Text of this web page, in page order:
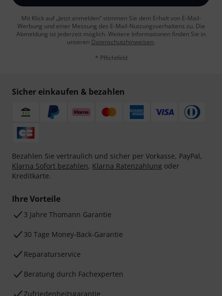
Mit Klick auf „Jetzt anmelden“ stimmen Sie dem Erhalt von E-Mail-
Werbung und einer Messung des E-Mail-Nutzungsverhaltens zu. Die
Abmeldung ist jederzeit möglich. Weitere Informationen finden Sie in
unseren Datenschutzhinweisen.
* Pflichtfeld
Sicher einkaufen & bezahlen
Bezahlen Sie vertraulich und sicher per Vorkasse, PayPal,
Klarna Sofort bezahlen, Klarna Ratenzahlung oder
Kreditkarte.
Ihre Vorteile
3 Jahre Thomann Garantie
30 Tage Money-Back-Garantie
Reparaturservice
Beratung durch Fachexperten
Zufriedenheitsgarantie